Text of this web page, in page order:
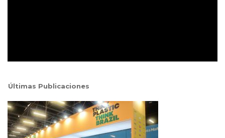
Últimas Publicaciones